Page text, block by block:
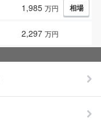
1,985 万円 相場
2,297 万円